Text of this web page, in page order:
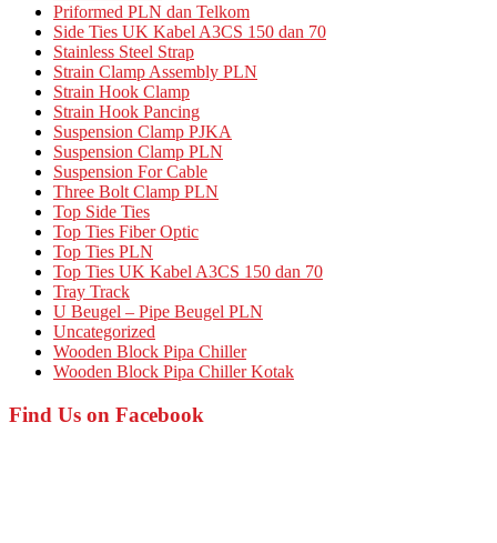
Priformed PLN dan Telkom
Side Ties UK Kabel A3CS 150 dan 70
Stainless Steel Strap
Strain Clamp Assembly PLN
Strain Hook Clamp
Strain Hook Pancing
Suspension Clamp PJKA
Suspension Clamp PLN
Suspension For Cable
Three Bolt Clamp PLN
Top Side Ties
Top Ties Fiber Optic
Top Ties PLN
Top Ties UK Kabel A3CS 150 dan 70
Tray Track
U Beugel – Pipe Beugel PLN
Uncategorized
Wooden Block Pipa Chiller
Wooden Block Pipa Chiller Kotak
Find Us on Facebook